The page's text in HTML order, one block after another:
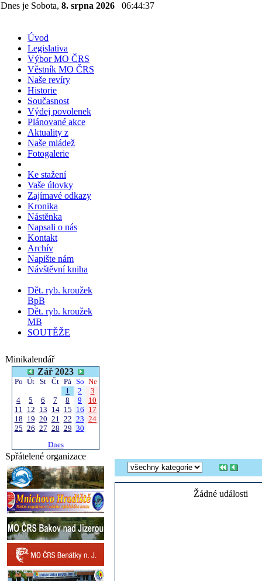
Dnes je Sobota, 8. srpna 2026 06:44:37
Úvod
Legislativa
Výbor MO ČRS
Věstník MO ČRS
Naše revíry
Historie
Současnost
Výdej povolenek
Plánované akce
Aktuality z
Naše mládež
Fotogalerie
Ke stažení
Vaše úlovky
Zajímavé odkazy
Kronika
Nástěnka
Napsali o nás
Kontakt
Archív
Napište nám
Návštěvní kniha
Dět. ryb. kroužek
BpB
Dět. ryb. kroužek
MB
SOUTĚŽE
Minikalendář
Zář 2023
Po Út St Čt Pá So Ne
1
2
3
4
5 6 7 8 9
10
11 12 13 14 15 16 17
18 19 20 21 22 23 24
25 26 27 28 29 30
Dnes
Spřátelené organizace
Žádné události